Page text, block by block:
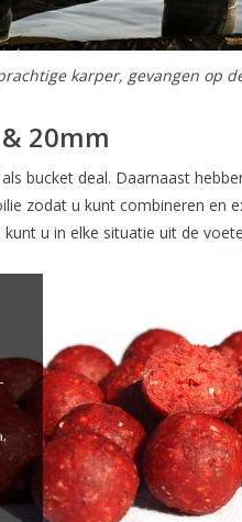
karper, gevangen op
20mm
bucket deal. Daarnaast
zodat u kunt combineren en
u in elke situatie uit de